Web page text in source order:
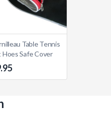
Table Tennis
Hoes Safe Cover